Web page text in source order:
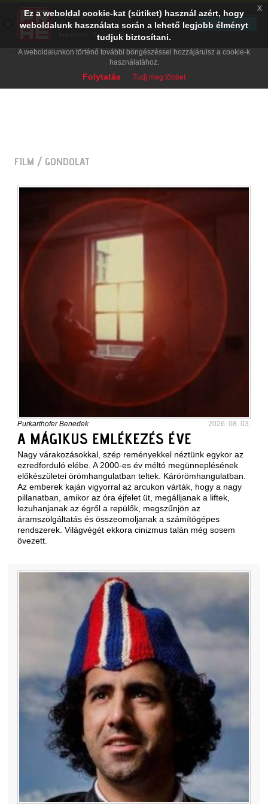
FILM / GONDOLAT
Purkarthofer Benedek 2026. 08. 03.
A MÁGIKUS EMLÉKEZÉS ÉVE
Nagy várakozásokkal, szép reményekkel néztünk egykor az
ezredforduló elébe. A 2000-es év méltó megünneplésének
előkészületei örömhangulatban teltek. Kárörömhangulatban.
Az emberek kaján vigyorral az arcukon várták, hogy a nagy
pillanatban, amikor az óra éjfelet üt, megálljanak a liftek,
lezuhanjanak az égről a repülők, megszűnjön az
áramszolgáltatás és összeomoljanak a számítógépes
rendszerek. Világvégét ekkora cinizmus talán még sosem
övezett.
Ez a weboldal cookie-kat (sütiket) használ azért, hogy
weboldalunk használata során a lehető legjobb élményt
tudjuk biztosítani.
A weboldalunkon történő további böngészéssel hozzájárulsz a cookie-k
használatához.
Folytatás Tudj meg többet
x
PRAE.HU
Digital Evolution
Ingyenes - Google Play
TELEPÍTÉS